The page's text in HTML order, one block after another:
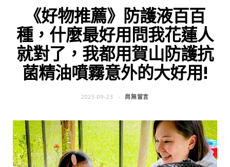
《好物推薦》防護液百百
種，什麼最好用問我花蓮人
就對了，我都用賀山防護抗
菌精油噴霧意外的大好用!
2023-09-23 尚無留言